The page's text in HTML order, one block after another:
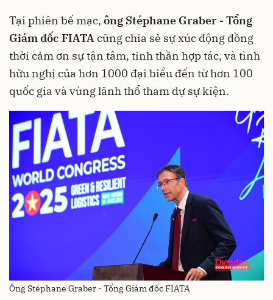
Tại phiên bế mạc, ông Stéphane Graber - Tổng
Giám đốc FIATAcũng chia sẻ sự xúc động đồng
thời cảm ơn sự tận tâm, tinh thần hợp tác, và tình
hữu nghị của hơn 1000 đại biểu đến từ hơn 100
quốc gia và vùng lãnh thổ tham dự sự kiện.
Ông Stéphane Graber - Tổng Giám đốc FIATA